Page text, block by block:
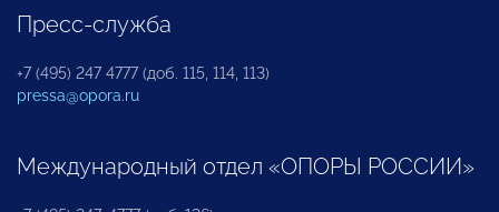
Пресс-служба
+7 (495) 247 4777 (доб. 115, 114, 113)
pressa@opora.ru
Международный отдел «ОПОРЫ РОССИИ»